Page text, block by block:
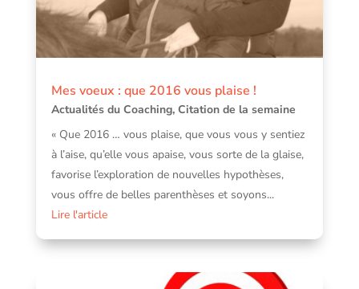
Mes voeux : que 2016 vous plaise !
Actualités du Coaching, Citation de la semaine
« Que 2016 … vous plaise, que vous vous y sentiez
à l’aise, qu’elle vous apaise, vous sorte de la glaise,
favorise l’exploration de nouvelles hypothèses,
vous offre de belles parenthèses et soyons...
Lire l'article